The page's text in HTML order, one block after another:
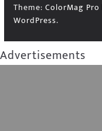
Theme: ColorMag Pro
WordPress.
Advertisements